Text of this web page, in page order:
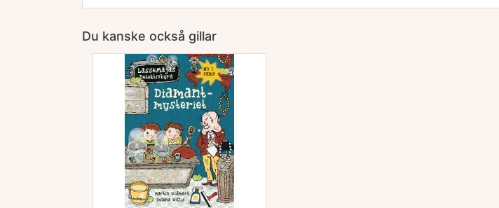
Du kanske också gillar